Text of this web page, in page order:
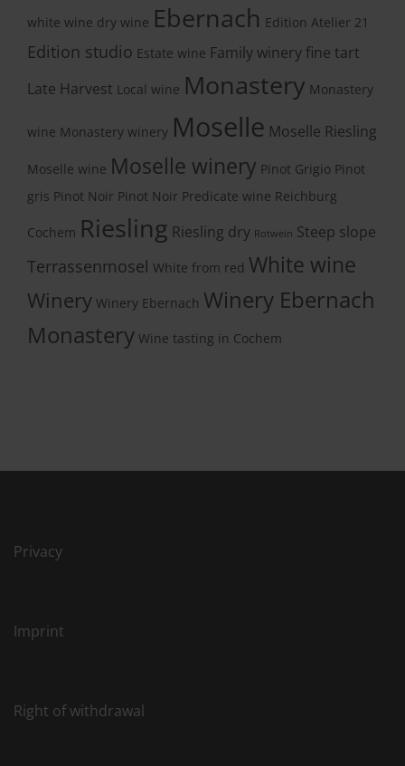
white wine dry wine Ebernach Edition Atelier 21
Edition studio Estate wine Family winery fine tart
Late Harvest Local wine Monastery Monastery
wine Monastery winery Moselle Moselle Riesling
Moselle wine Moselle winery Pinot Grigio Pinot
gris Pinot Noir Pinot Noir Predicate wine Reichburg
Cochem Riesling Riesling dry Rotwein Steep slope
Terrassenmosel White from red White wine
Winery Winery Ebernach Winery Ebernach
Monastery Wine tasting in Cochem
Privacy
Imprint
Right of withdrawal